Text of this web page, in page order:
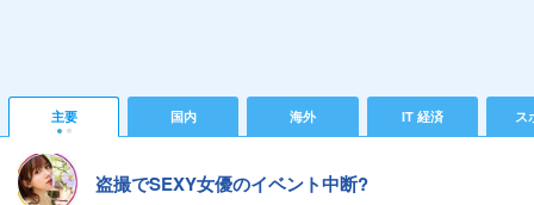
主要 国内 海外 IT 経済 ス
盗撮でSEXY女優のイベント中断?